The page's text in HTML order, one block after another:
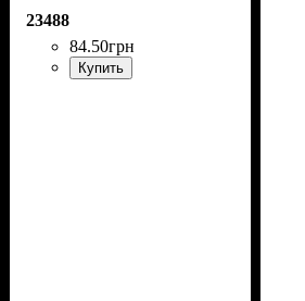
23488
84.50грн
Купить